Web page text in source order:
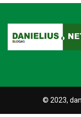
© 2023,